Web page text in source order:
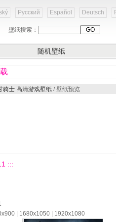
Русский Español Deutsch
壁纸搜索：
随机壁纸
骑士 高清游戏壁纸 / 壁纸预览
:::
| 1680x1050 | 1920x1080